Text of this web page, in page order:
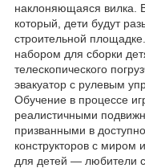
наклоняющаяся вилка.
который, дети будут
строительной
набором для сборки
телескопического
эвакуатор с рулевым
Обучение в процессе
реалистичными
призванными в
конструкторов с миром
для детей — любители